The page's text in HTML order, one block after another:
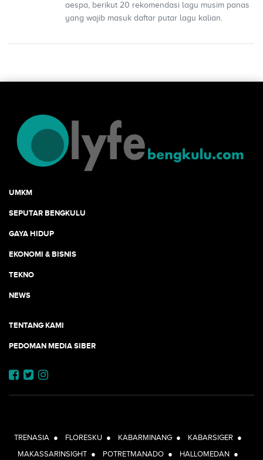
aespa, berikut 20 rekomendasi lagu musim panas
yang wajib masuk daftar putar lagu kalian.
UMKM
SEPUTAR BENGKULU
GAYA HIDUP
EKONOMI & BISNIS
TEKNO
NEWS
TENTANG KAMI
PEDOMAN MEDIA SIBER
TRENASIA ● FLORESKU ● KABARMINANG ● KABARSIGER ●
MAKASSARINSIGHT ● POTRETMANADO ● HALLOMEDAN ●